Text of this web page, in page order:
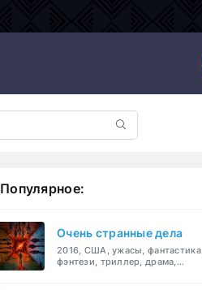
Популярное:
Очень странные дела
2016, США, ужасы, фантастика,
фэнтези, триллер, драма,